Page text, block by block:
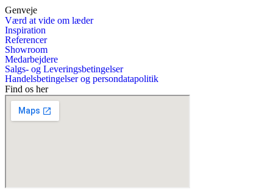
Genveje
Værd at vide om læder
Inspiration
Referencer
Showroom
Medarbejdere
Salgs- og Leveringsbetingelser
Handelsbetingelser og persondatapolitik
Find os her